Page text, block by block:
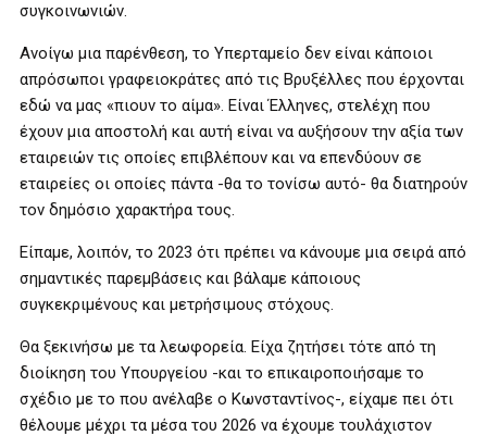
συγκοινωνιών.
Ανοίγω μια παρένθεση, το Υπερταμείο δεν είναι κάποιοι
απρόσωποι γραφειοκράτες από τις Βρυξέλλες που έρχονται
εδώ να μας «πιουν το αίμα». Είναι Έλληνες, στελέχη που
έχουν μια αποστολή και αυτή είναι να αυξήσουν την αξία των
εταιρειών τις οποίες επιβλέπουν και να επενδύουν σε
εταιρείες οι οποίες πάντα -θα το τονίσω αυτό- θα διατηρούν
τον δημόσιο χαρακτήρα τους.
Είπαμε, λοιπόν, το 2023 ότι πρέπει να κάνουμε μια σειρά από
σημαντικές παρεμβάσεις και βάλαμε κάποιους
συγκεκριμένους και μετρήσιμους στόχους.
Θα ξεκινήσω με τα λεωφορεία. Είχα ζητήσει τότε από τη
διοίκηση του Υπουργείου -και το επικαιροποιήσαμε το
σχέδιο με το που ανέλαβε ο Κωνσταντίνος-, είχαμε πει ότι
θέλουμε μέχρι τα μέσα του 2026 να έχουμε τουλάχιστον